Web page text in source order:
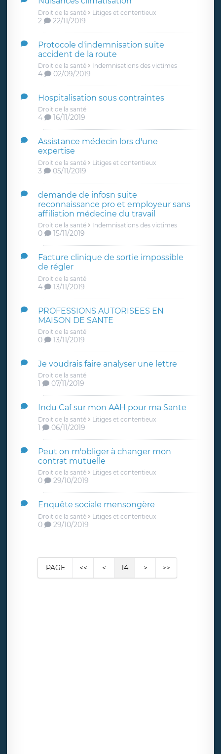
Droit de la santé Litiges et contentieux
2 22/11/2019
Protocole d'indemnisation suite
accident de la route
Droit de la santé Indemnisations des victimes
4 02/09/2019
Hospitalisation sous contraintes
Droit de la santé
4 16/11/2019
Assistance médecin lors d'une
expertise
Droit de la santé Litiges et contentieux
3 05/11/2019
demande de infosn suite
reconnaissance pro et employeur sans
affiliation médecine du travail
Droit de la santé Indemnisations des victimes
0 15/11/2019
Facture clinique de sortie impossible
de régler
Droit de la santé
4 13/11/2019
PROFESSIONS AUTORISEES EN
MAISON DE SANTE
Droit de la santé
0 13/11/2019
Je voudrais faire analyser une lettre
Droit de la santé
1 07/11/2019
Indu Caf sur mon AAH pour ma Sante
Droit de la santé Litiges et contentieux
1 06/11/2019
Peut on m'obliger à changer mon
contrat mutuelle
Droit de la santé Litiges et contentieux
0 29/10/2019
Enquête sociale mensongère
Droit de la santé Litiges et contentieux
0 29/10/2019
PAGE << < 14 > >>